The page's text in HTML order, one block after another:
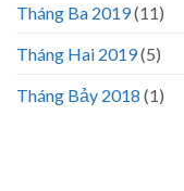
Tháng Ba 2019(11)
Tháng Hai 2019(5)
Tháng Bảy 2018 (1)